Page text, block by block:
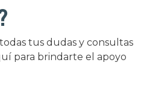
tus dudas y consultas
para brindarte el apoyo